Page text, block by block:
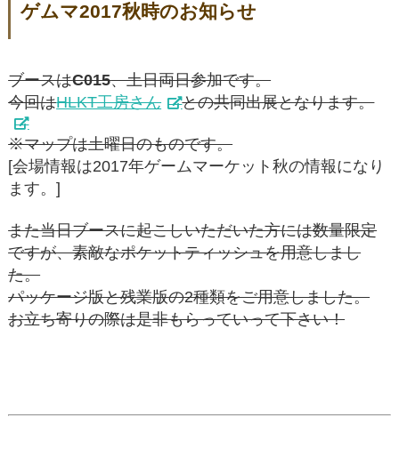
ゲムマ2017秋時のお知らせ
ブースはC015、土日両日参加です。
今回はHLKT工房さん との共同出展となります。
※マップは土曜日のものです。
[会場情報は2017年ゲームマーケット秋の情報になり
ます。]
また当日ブースに起こしいただいた方には数量限定
ですが、素敵なポケットティッシュを用意しまし
た。
パッケージ版と残業版の2種類をご用意しました。
お立ち寄りの際は是非もらっていって下さい！